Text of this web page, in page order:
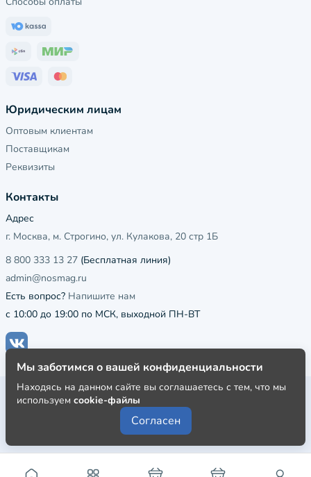
Юридическим лицам
Оптовым клиентам
Поставщикам
Реквизиты
Контакты
Адрес
г. Москва, м. Строгино, ул. Кулакова, 20 стр 1Б
8 800 333 13 27 (Бесплатная линия)
admin@nosmag.ru
Есть вопрос? Напишите нам
с 10:00 до 19:00 по МСК, выходной ПН-ВТ
Публичная оферта
Пользовательское соглашение
Политика конфиденциальности
Мы заботимся о вашей конфиденциальности
Находясь на данном сайте вы соглашаетесь с тем, что мы
используем cookie-файлы
Согласен